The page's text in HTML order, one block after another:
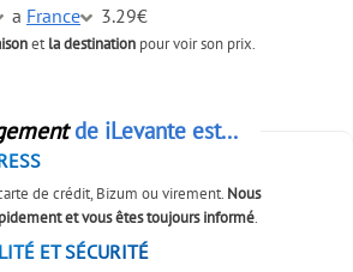
a France 3.29€
etla destination pour voir son prix.
de iLevante est...
de crédit, Bizum ou virement. Nous
et vous êtes toujours informé.
ET SÉCURITÉ